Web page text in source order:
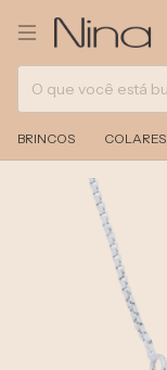
BRINCOS COLARES